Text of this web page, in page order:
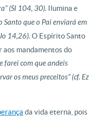
(Sl 104, 30). Ilumina e
Santo que o Pai enviará em
14,26). O Espírito Santo
aos mandamentos do
farei com que andeis
os meus preceitos” (cf. Ez
da vida eterna, pois